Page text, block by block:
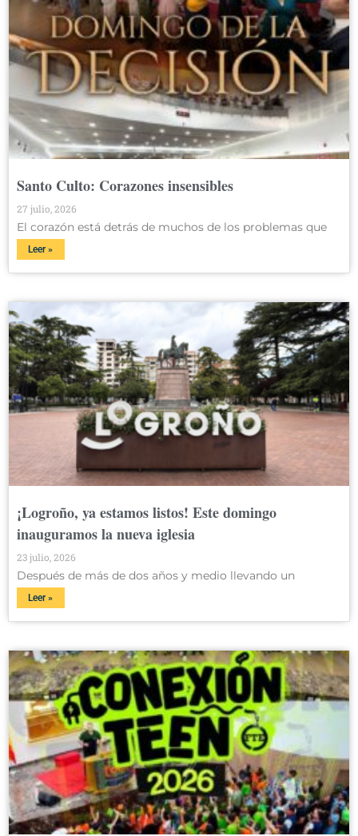
Santo Culto: Corazones insensibles
27 julio, 2026
El corazón está detrás de muchos de los problemas que
Leer »
¡Logroño, ya estamos listos! Este domingo
inauguramos la nueva iglesia
23 julio, 2026
Después de más de dos años y medio llevando un
Leer »